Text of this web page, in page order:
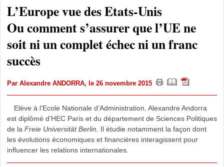
L’Europe vue des Etats-Unis
Ou comment s’assurer que l’UE ne
soit ni un complet échec ni un franc
succès
Par Alexandre ANDORRA, le 26 novembre 2015
Elève à l’Ecole Nationale d’Administration, Alexandre Andorra
est diplômé d’HEC Paris et du département de Sciences Politiques
de la Freie Universität Berlin . Il étudie notamment la façon dont
les évolutions économiques et financières interagissent pour
influencer les relations internationales.